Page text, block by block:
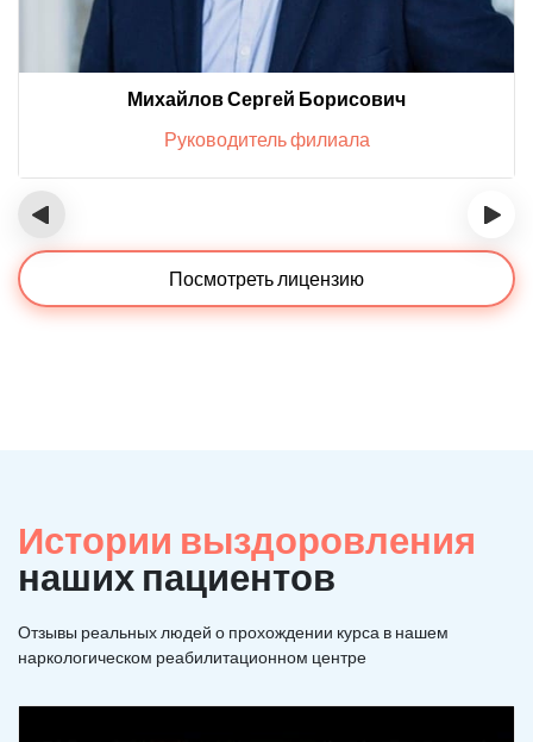
Михайлов Сергей Борисович
Руководитель филиала
‹ ›
Посмотреть лицензию
Истории выздоровления
наших пациентов
Отзывы реальных людей о прохождении курса в нашем
наркологическом реабилитационном центре